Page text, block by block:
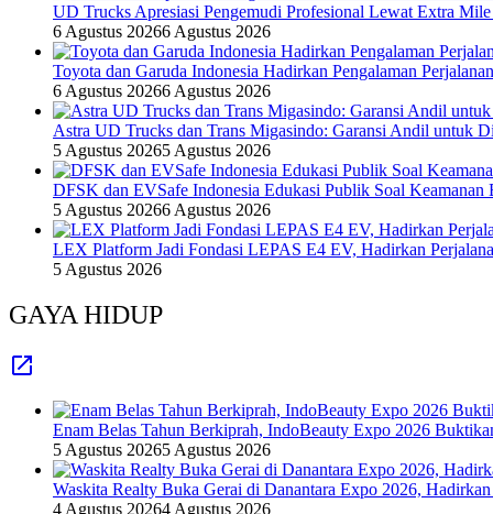
UD Trucks Apresiasi Pengemudi Profesional Lewat Extra
6 Agustus 20266 Agustus 2026
Toyota dan Garuda Indonesia Hadirkan Pengalaman
6 Agustus 20266 Agustus 2026
Astra UD Trucks dan Trans Migasindo: Garansi Andil untuk
5 Agustus 20265 Agustus 2026
DFSK dan EVSafe Indonesia Edukasi Publik Soal
5 Agustus 20266 Agustus 2026
LEX Platform Jadi Fondasi LEPAS E4 EV, Hadirkan
5 Agustus 2026
GAYA HIDUP
Enam Belas Tahun Berkiprah, IndoBeauty Expo 2026
5 Agustus 20265 Agustus 2026
Waskita Realty Buka Gerai di Danantara Expo 2026,
4 Agustus 20264 Agustus 2026